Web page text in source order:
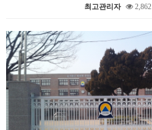
최고관리자 2,862
본문